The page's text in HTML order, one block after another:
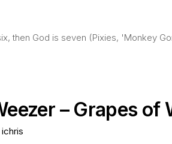
then God is seven (Pixies, 'Monkey
– Grapes of
ichris